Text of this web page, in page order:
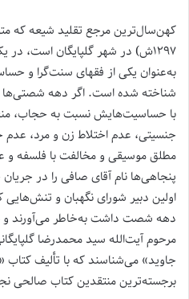
۱۲۹۷ش) در شهر گلپایگان است،
به‌عنوان یکی از فقهای سنت‌گرا و
شناخته شده است. اگر دهه شصتی‌ها
با حساسیت‌هایش نسبت به حجاب،
جنسیتی، عدم اختلاط زن و مرد،
مطلق موسیقی و مخالفت با فلسفه و
پنجاهی‌ها نام آقای صافی را در
اولین دبیر شورای نگهبان و
دهه شصت داشت به‌خاطر می‌آورند و
مرحوم آیت‌الله‌ سید محمدرضا
جاوید» می‌شناسند که با تألیف
برجسته‌ترین منتقدین کتاب صالحی